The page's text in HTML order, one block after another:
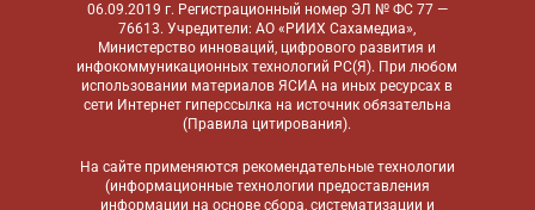
06.09.2019 г. Регистрационный номер ЭЛ № ФС 77 —
76613. Учредители: АО «РИИХ Сахамедиа»,
Министерство инноваций, цифрового развития и
инфокоммуникационных технологий РС(Я). При любом
использовании материалов ЯСИА на иных ресурсах в
сети Интернет гиперссылка на источник обязательна
(Правила цитирования).
На сайте применяются рекомендательные технологии
(информационные технологии предоставления
информации на основе сбора, систематизации и